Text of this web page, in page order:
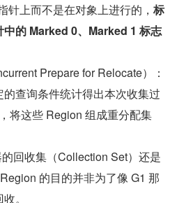
针上而不是在对象上进行的， 标
的 Marked 0、Marked 1 标志
Prepare for Relocate）：
查询条件统计得出本次收集过
将这些 Region 组成重分配集
回收集（Collection Set）还是
的目的并非为了像 G1 那
。